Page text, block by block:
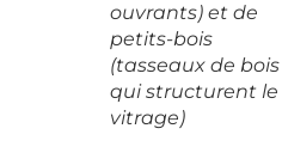
ouvrants) et de
petits-bois
(tasseaux de bois
qui structurent le
vitrage)